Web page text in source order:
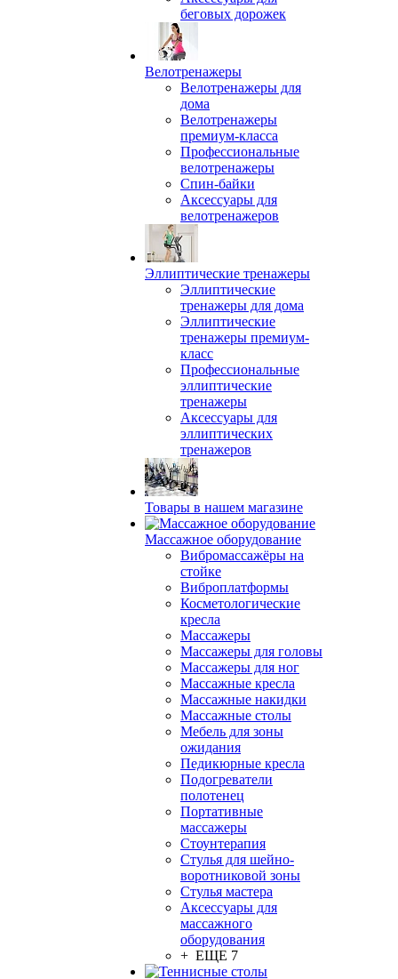
беговых дорожек
Велотренажеры
Велотренажеры для
дома
Велотренажеры
премиум-класса
Профессиональные
велотренажеры
Спин-байки
Аксессуары для
велотренажеров
Эллиптические тренажеры
Эллиптические
тренажеры для дома
Эллиптические
тренажеры премиум-
класс
Профессиональные
эллиптические
тренажеры
Аксессуары для
эллиптических
тренажеров
Товары в нашем магазине
Массажное оборудование
Вибромассажёры на
стойке
Виброплатформы
Косметологические
кресла
Массажеры
Массажеры для головы
Массажеры для ног
Массажные кресла
Массажные накидки
Массажные столы
Мебель для зоны
ожидания
Педикюрные кресла
Подогреватели
полотенец
Портативные
массажеры
Стоунтерапия
Стулья для шейно-
воротниковой зоны
Стулья мастера
Аксессуары для
массажного
оборудования
+ ЕЩЕ 7